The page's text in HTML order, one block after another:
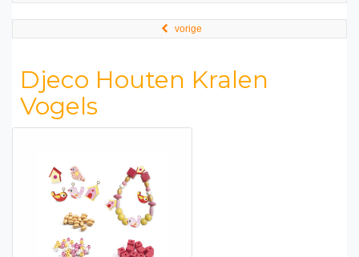
vorige
Djeco Houten Kralen
Vogels